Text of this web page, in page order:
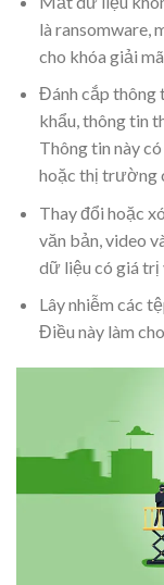
là ransomware,
cho khóa giải mã.
Đánh cắp thông
khẩu, thông tin
Thông tin này
hoặc thị trường
Thay đổi hoặc
văn bản, video
dữ liệu có giá trị
Lây nhiễm các
Điều này làm